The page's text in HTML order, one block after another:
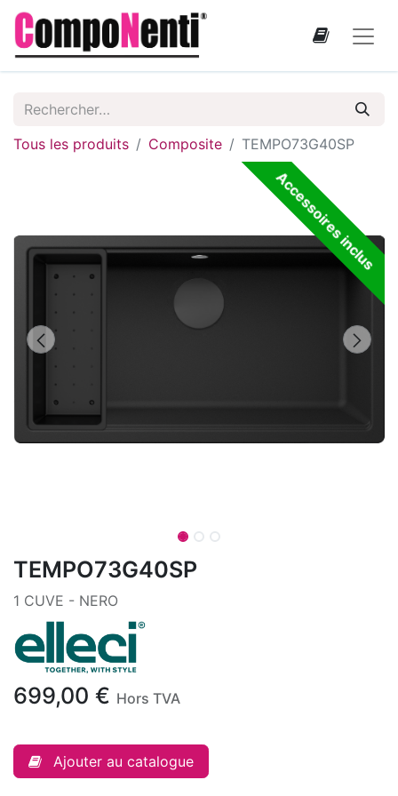
Tous les produits Composite TEMPO73G40SP
Accessoires inclus
TEMPO73G40SP
1 CUVE - NERO
699,00 € Hors TVA
Ajouter au catalogue